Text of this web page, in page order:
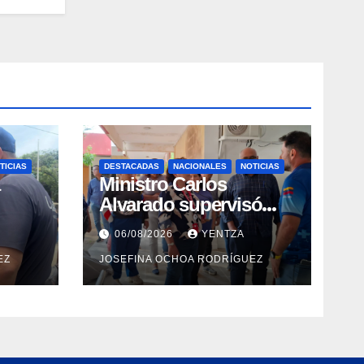
la
DESTACADAS NACIONALES NOTICIAS
Ministro Carlos
Alvarado supervisó
espacios del Hospital
Dermatológico Dr.
Martín Vegas en La
Guaira
06/08/2026 YENTZA
JOSEFINA OCHOA RODRÍGUEZ